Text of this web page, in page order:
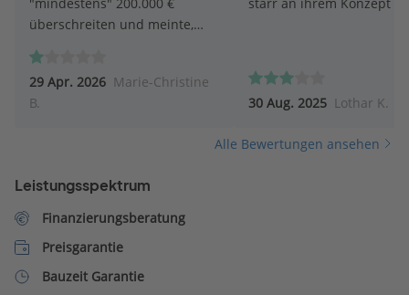
überschreiten und meinte,
umzusetzen. Andere Firmen
halten unser gesetztes Budget
weitestgehend ein.
29 Apr. 2026 Marie-Christine
B.
30 Aug. 2025 Lothar K.
Alle Bewertungen ansehen
Leistungsspektrum
Finanzierungsberatung
Preisgarantie
Bauzeit Garantie